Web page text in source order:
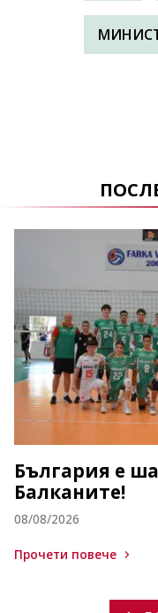
България е
Балканите!
08/08/2026
Прочети повече